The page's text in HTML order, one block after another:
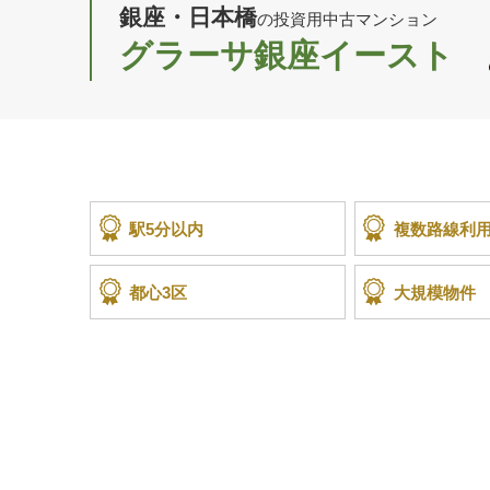
銀座・日本橋の投資用中古マンション
グラーサ銀座イースト
駅5分以内 複数路線利
都心3区 大規模物件